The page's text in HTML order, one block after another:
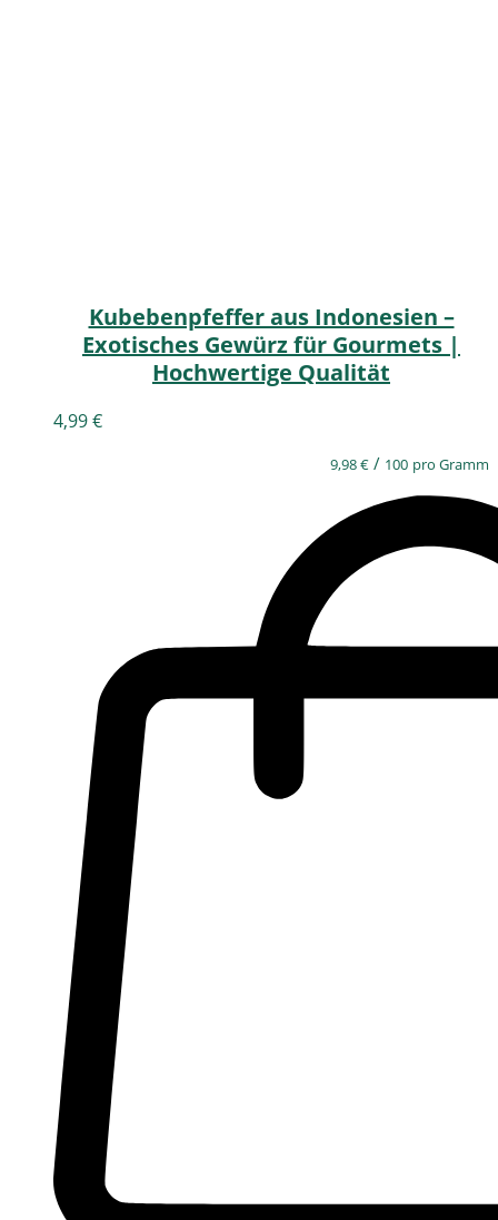
Kubebenpfeffer aus Indonesien –
Exotisches Gewürz für Gourmets |
Hochwertige Qualität
4,99€
9,98€ / 100 pro Gramm